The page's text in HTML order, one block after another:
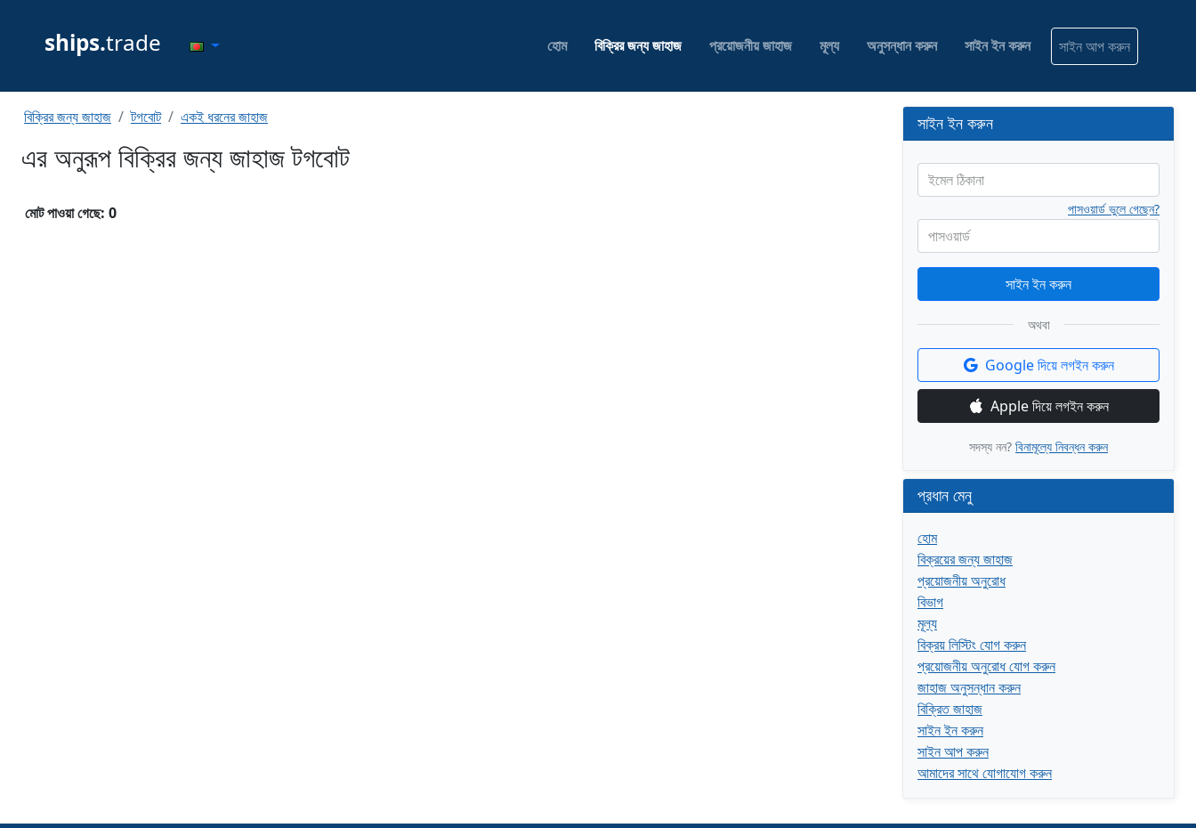
ships.trade হোম বিক্রির জন্য জাহাজ প্রয়োজনীয় জাহাজ মূল্য অনুসন্ধান করুন সাইন ইন করুন সাইন আপ করুন
বিক্রির জন্য জাহাজ টগবোট একই ধরনের জাহাজ
এর অনুরূপ বিক্রির জন্য জাহাজ টগবোট
মোট পাওয়া গেছে: 0
সাইন ইন করুন
ইমেল ঠিকানা
পাসওয়ার্ড
পাসওয়ার্ড ভুলে গেছেন?
সাইন ইন করুন
অথবা
Google দিয়ে লগইন করুন
Apple দিয়ে লগইন করুন
সদস্য নন? বিনামূল্যে নিবন্ধন করুন
প্রধান মেনু
হোম
বিক্রয়ের জন্য জাহাজ
প্রয়োজনীয় অনুরোধ
বিভাগ
মূল্য
বিক্রয় লিস্টিং যোগ করুন
প্রয়োজনীয় অনুরোধ যোগ করুন
জাহাজ অনুসন্ধান করুন
বিক্রিত জাহাজ
সাইন ইন করুন
সাইন আপ করুন
আমাদের সাথে যোগাযোগ করুন